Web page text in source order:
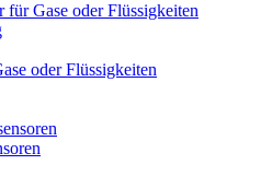
für Gase oder Flüssigkeiten
oder Flüssigkeiten